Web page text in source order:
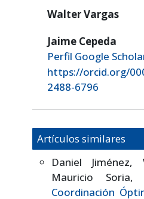
Walter Vargas
Jaime Cepeda
Perfil Google
https://orcid.org/
2488-6796
Artículos similares
Daniel Jiménez,
Mauricio Soria,
Coordinación